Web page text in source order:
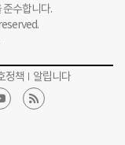
수합니다.
정책 알립니다